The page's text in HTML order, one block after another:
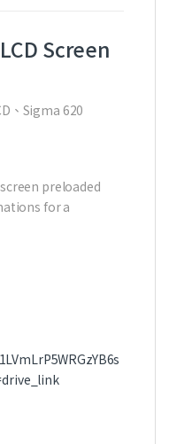
Screen
、Sigma 620
preloaded
for a